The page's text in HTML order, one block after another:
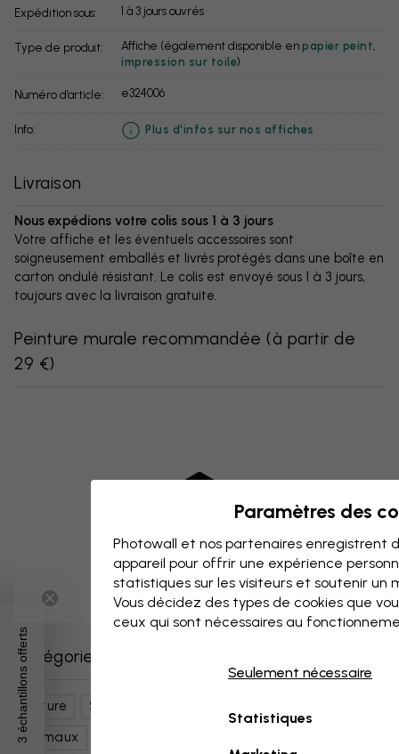
Expédition sous: 1 à 3 jours ouvrés
Type de produit: Affiche (également disponible en papier peint
impression sur toile)
Numéro d’article: e324006
info: Plus d'infos sur nos affiches
Livraison
Nous expédions votre colis sous 1 à 3 jours
Votre affiche et les éventuels accessoires sont
soigneusement emballés et livrés protégés dans une boîte en
carton ondulé résistant. Le colis est envoyé sous 1 à 3 jours,
toujours avec la livraison gratuite.
Peinture murale recommandée (à partir de
29 €)
Catégories similaires
Nature Saisons
Animaux
Paramètres des
Photowall et nos partenaires enregistrent
appareil pour offrir une expérience
statistiques sur les visiteurs et soutenir un
Vous décidez des types de cookies que
ceux qui sont nécessaires au
Seulement nécessaire
Statistiques
3 échantillons offerts